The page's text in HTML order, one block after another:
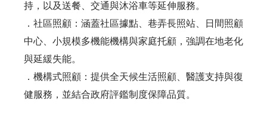
持，以及送餐、交通與沐浴車等延伸服務。
．社區照顧：涵蓋社區據點、巷弄長照站、日間照顧
中心、小規模多機能機構與家庭托顧，強調在地老化
與延緩失能。
．機構式照顧：提供全天候生活照顧、醫護支持與復
健服務，並結合政府評鑑制度保障品質。